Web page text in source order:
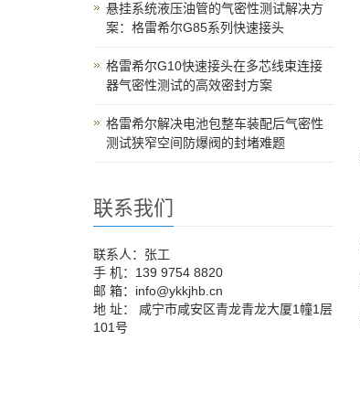
悬挂系统液压油管的气密性测试解决方
案：格雷希尔G85系列快速接头
格雷希尔G10快速接头在多芯线束连接
器气密性测试的高效密封方案
格雷希尔解决电池包整车装配后气密性
测试狭窄空间防爆阀的封堵难题
联系我们
联系人：张工
手 机：139 9754 8820
邮 箱：info@ykkjhb.cn
地 址： 咸宁市咸安区青龙青龙大厦1幢1层
101号